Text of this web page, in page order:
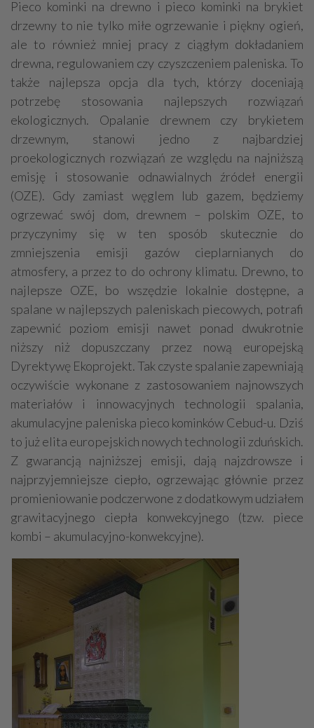
Pieco kominki na drewno i pieco kominki na brykiet
drzewny to nie tylko miłe ogrzewanie i piękny ogień,
ale to również mniej pracy z ciągłym dokładaniem
drewna, regulowaniem czy czyszczeniem paleniska. To
także najlepsza opcja dla tych, którzy doceniają
potrzebę stosowania najlepszych rozwiązań
ekologicznych. Opalanie drewnem czy brykietem
drzewnym, stanowi jedno z najbardziej
proekologicznych rozwiązań ze względu na najniższą
emisję i stosowanie odnawialnych źródeł energii
(OZE). Gdy zamiast węglem lub gazem, będziemy
ogrzewać swój dom, drewnem – polskim OZE, to
przyczynimy się w ten sposób skutecznie do
zmniejszenia emisji gazów cieplarnianych do
atmosfery, a przez to do ochrony klimatu. Drewno, to
najlepsze OZE, bo wszędzie lokalnie dostępne, a
spalane w najlepszych paleniskach piecowych, potrafi
zapewnić poziom emisji nawet ponad dwukrotnie
niższy niż dopuszczany przez nową europejską
Dyrektywę Ekoprojekt. Tak czyste spalanie zapewniają
oczywiście wykonane z zastosowaniem najnowszych
materiałów i innowacyjnych technologii spalania,
akumulacyjne paleniska pieco kominków Cebud-u. Dziś
to już elita europejskich nowych technologii zduńskich.
Z gwarancją najniższej emisji, dają najzdrowsze i
najprzyjemniejsze ciepło, ogrzewając głównie przez
promieniowanie podczerwone z dodatkowym udziałem
grawitacyjnego ciepła konwekcyjnego (tzw. piece
kombi – akumulacyjno-konwekcyjne).